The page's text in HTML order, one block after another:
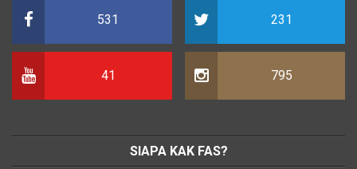
531 231
41 795
SIAPA KAK FAS?